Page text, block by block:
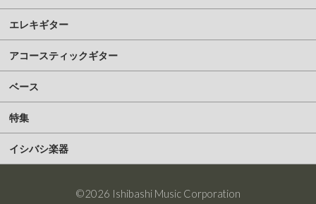
エレキギター
アコースティックギター
ベース
特集
イシバシ楽器
©2026 Ishibashi Music Corporation